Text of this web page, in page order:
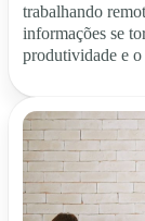
trabalhando
informações se
produtividade e